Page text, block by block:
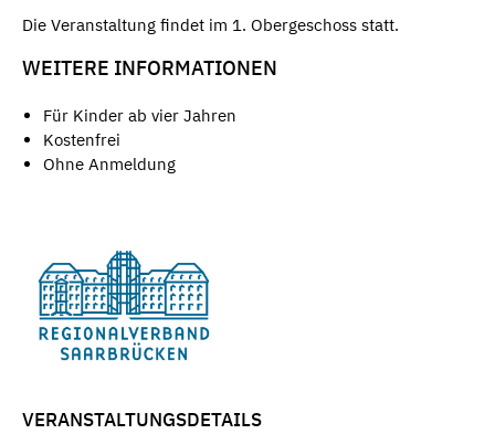
Die Veranstaltung findet im 1. Obergeschoss statt.
WEITERE INFORMATIONEN
Für Kinder ab vier Jahren
Kostenfrei
Ohne Anmeldung
VERANSTALTUNGSDETAILS